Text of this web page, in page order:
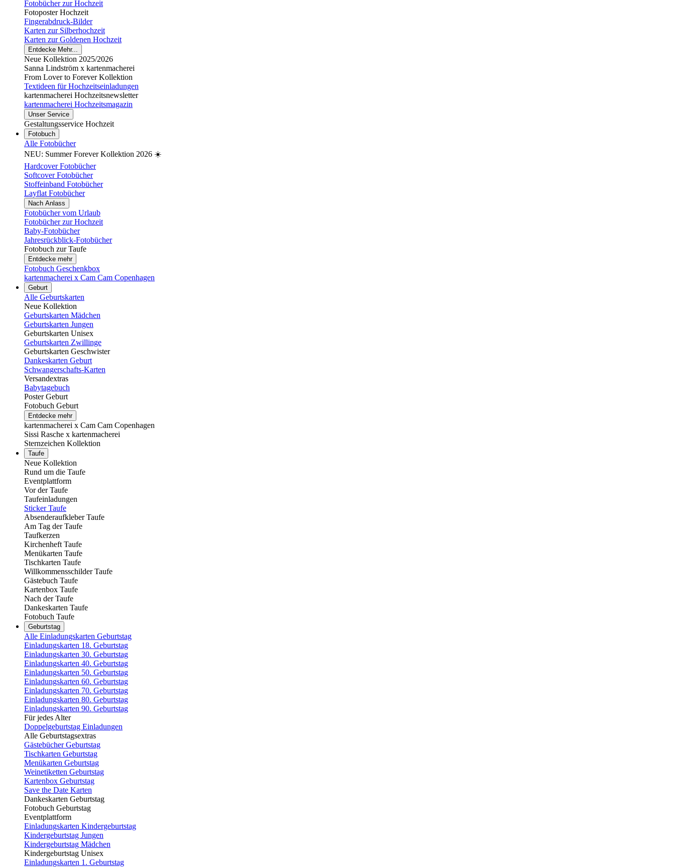
Fotobücher zur Hochzeit
Fotoposter Hochzeit
Fingerabdruck-Bilder
Karten zur Silberhochzeit
Karten zur Goldenen Hochzeit
Entdecke Mehr...
Neue Kollektion 2025/2026
Sanna Lindström x kartenmacherei
From Lover to Forever Kollektion
Textideen für Hochzeitseinladungen
kartenmacherei Hochzeitsnewsletter
kartenmacherei Hochzeitsmagazin
Unser Service
Gestaltungsservice Hochzeit
Fotobuch
Alle Fotobücher
NEU: Summer Forever Kollektion 2026 ☀️
Hardcover Fotobücher
Softcover Fotobücher
Stoffeinband Fotobücher
Layflat Fotobücher
Nach Anlass
Fotobücher vom Urlaub
Fotobücher zur Hochzeit
Baby-Fotobücher
Jahresrückblick-Fotobücher
Fotobuch zur Taufe
Entdecke mehr
Fotobuch Geschenkbox
kartenmacherei x Cam Cam Copenhagen
Geburt
Alle Geburtskarten
Neue Kollektion
Geburtskarten Mädchen
Geburtskarten Jungen
Geburtskarten Unisex
Geburtskarten Zwillinge
Geburtskarten Geschwister
Dankeskarten Geburt
Schwangerschafts-Karten
Versandextras
Babytagebuch
Poster Geburt
Fotobuch Geburt
Entdecke mehr
kartenmacherei x Cam Cam Copenhagen
Sissi Rasche x kartenmacherei
Sternzeichen Kollektion
Taufe
Neue Kollektion
Rund um die Taufe
Eventplattform
Vor der Taufe
Taufeinladungen
Sticker Taufe
Absenderaufkleber Taufe
Am Tag der Taufe
Taufkerzen
Kirchenheft Taufe
Menükarten Taufe
Tischkarten Taufe
Willkommensschilder Taufe
Gästebuch Taufe
Kartenbox Taufe
Nach der Taufe
Dankeskarten Taufe
Fotobuch Taufe
Geburtstag
Alle Einladungskarten Geburtstag
Einladungskarten 18. Geburtstag
Einladungskarten 30. Geburtstag
Einladungskarten 40. Geburtstag
Einladungskarten 50. Geburtstag
Einladungskarten 60. Geburtstag
Einladungskarten 70. Geburtstag
Einladungskarten 80. Geburtstag
Einladungskarten 90. Geburtstag
Für jedes Alter
Doppelgeburtstag Einladungen
Alle Geburtstagsextras
Gästebücher Geburtstag
Tischkarten Geburtstag
Menükarten Geburtstag
Weinetiketten Geburtstag
Kartenbox Geburtstag
Save the Date Karten
Dankeskarten Geburtstag
Fotobuch Geburtstag
Eventplattform
Einladungskarten Kindergeburtstag
Kindergeburtstag Jungen
Kindergeburtstag Mädchen
Kindergeburtstag Unisex
Einladungskarten 1. Geburtstag